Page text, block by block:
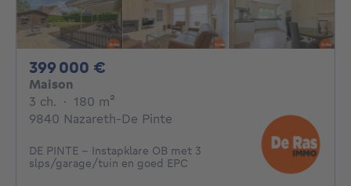
399 000 €
Maison
3 ch. 3 chambres
· 180 m²
9840 Nazareth-De Pinte
DE PINTE - Instapklare OB met 3
slps/garage/tuin en goed EPC